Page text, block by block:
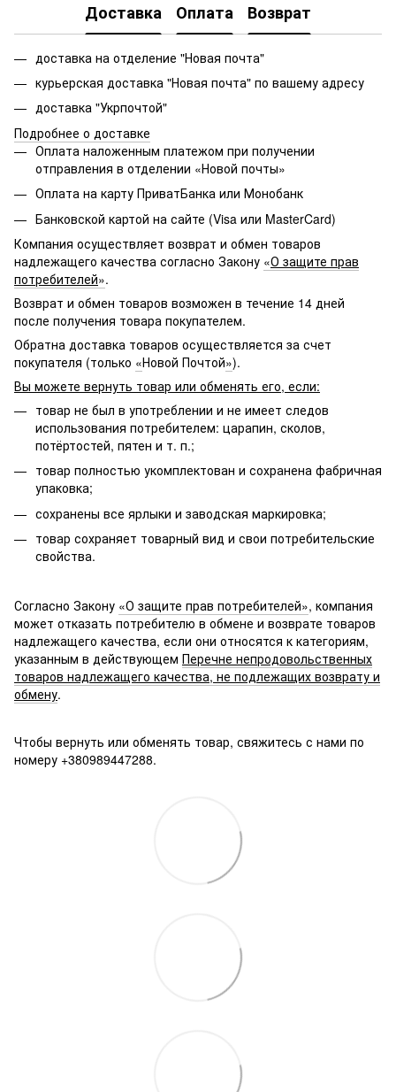
Доставка Оплата Возврат
доставка на отделение "Новая почта"
курьерская доставка "Новая почта" по вашему адресу
доставка "Укрпочтой"
Подробнее о доставке
Оплата наложенным платежом при получении
отправления в отделении «Новой почты»
Оплата на карту ПриватБанка или Монобанк
Банковской картой на сайте (Visa или MasterCard)
Компания осуществляет возврат и обмен товаров
надлежащего качества согласно Закону «О защите прав
потребителей».
Возврат и обмен товаров возможен в течение 14 дней
после получения товара покупателем.
Обратна доставка товаров осуществляется за счет
покупателя (только «Новой Почтой»).
Вы можете вернуть товар или обменять его, если:
товар не был в употреблении и не имеет следов
использования потребителем: царапин, сколов,
потёртостей, пятен и т. п.;
товар полностью укомплектован и сохранена фабричная
упаковка;
сохранены все ярлыки и заводская маркировка;
товар сохраняет товарный вид и свои потребительские
свойства.
Согласно Закону «О защите прав потребителей», компания
может отказать потребителю в обмене и возврате товаров
надлежащего качества, если они относятся к категориям,
указанным в действующем Перечне непродовольственных
товаров надлежащего качества, не подлежащих возврату и
обмену.
Чтобы вернуть или обменять товар, свяжитесь с нами по
номеру +380989447288.